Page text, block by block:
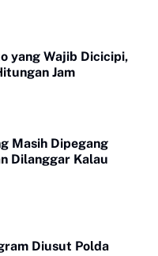
yang Wajib Dicicipi,
Jam
Masih Dipegang
Dilanggar Kalau
Diusut Polda